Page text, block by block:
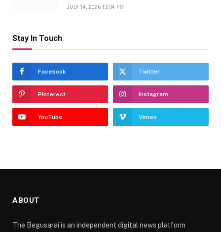
JULY 14, 2026 12:04 PM
Stay In Touch
Facebook Twitter
Pinterest Instagram
YouTube Vimeo
ABOUT
The Begusarai is an independent digital news platform